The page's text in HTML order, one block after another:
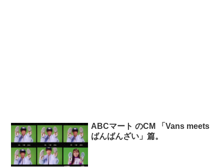
ABCマート のCM 「Vans meets
ばんばんざい」篇。